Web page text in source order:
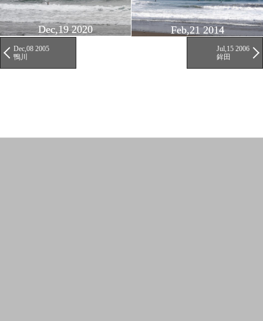
Dec,19 2020 Feb,21 2014
Dec,08 2005
鴨川
Jul,15 2006
鉾田